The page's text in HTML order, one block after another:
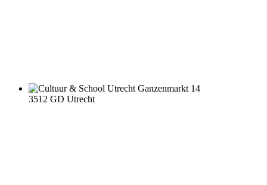
Ganzenmarkt 14
3512 GD Utrecht